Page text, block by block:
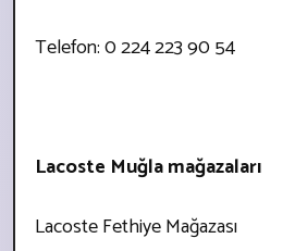
Telefon: 0 224 223 90 54
Lacoste Muğla mağazaları
Lacoste Fethiye Mağazası